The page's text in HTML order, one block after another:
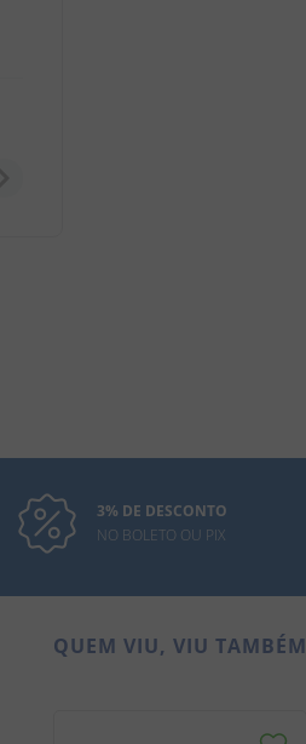
3% DE DESCONTO
NO BOLETO OU PIX
QUEM VIU, VIU TAMBÉM